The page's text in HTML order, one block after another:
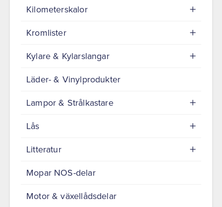
Kilometerskalor
Kromlister
Kylare & Kylarslangar
Läder- & Vinylprodukter
Lampor & Strålkastare
Lås
Litteratur
Mopar NOS-delar
Motor & växellådsdelar